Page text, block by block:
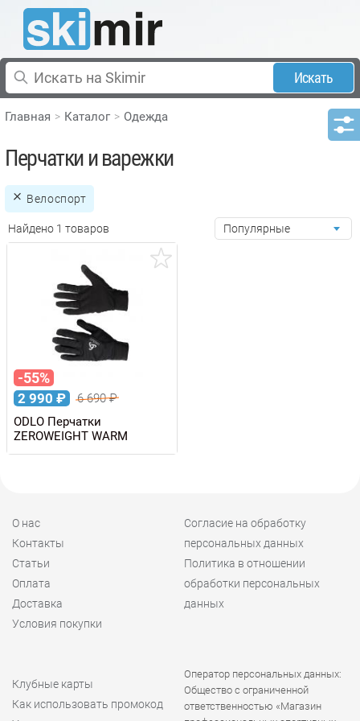
Искать
Главная Каталог Одежда
Перчатки и варежки
Велоспорт
Найдено 1 товаров Популярные
-55%
2 990 ₽ 6 690₽
ODLO Перчатки
ZEROWEIGHT WARM
О нас
Контакты
Статьи
Оплата
Доставка
Условия покупки
Согласие на обработку
персональных данных
Политика в отношении
обработки персональных
данных
Клубные карты
Как использовать промокод
Оператор персональных данных:
Общество с ограниченной
ответственностью «Магазин